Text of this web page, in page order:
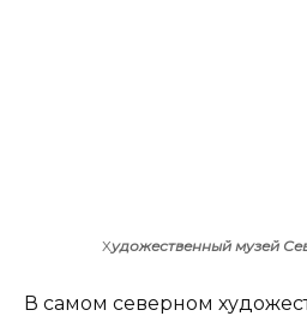
Художественный музей
В самом северном